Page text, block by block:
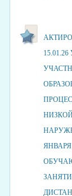
ЯНВАРЯ